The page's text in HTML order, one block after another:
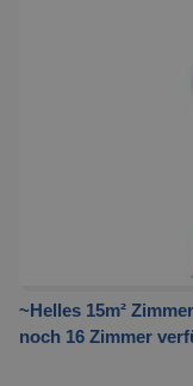
~Helles 15m²
noch 16 Zimmer